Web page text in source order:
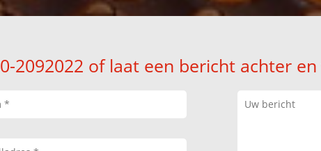
2092022 of laat een bericht achter